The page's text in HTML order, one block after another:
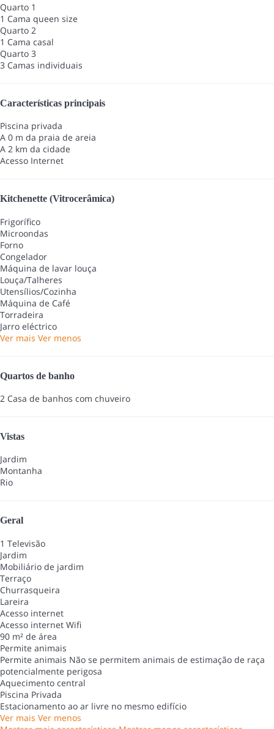
Quarto 1
1 Cama queen size
Quarto 2
1 Cama casal
Quarto 3
3 Camas individuais
Características principais
Piscina privada
A 0 m da praia de areia
A 2 km da cidade
Acesso Internet
Kitchenette (Vitrocerâmica)
Frigorífico
Microondas
Forno
Congelador
Máquina de lavar louça
Louça/Talheres
Utensílios/Cozinha
Máquina de Café
Torradeira
Jarro eléctrico
Ver mais Ver menos
Quartos de banho
2 Casa de banhos com chuveiro
Vistas
Jardim
Montanha
Rio
Geral
1 Televisão
Jardim
Mobiliário de jardim
Terraço
Churrasqueira
Lareira
Acesso internet
Acesso internet Wifi
90 m² de área
Permite animais
Permite animais Não se permitem animais de estimação de raça
potencialmente perigosa
Aquecimento central
Piscina Privada
Estacionamento ao ar livre no mesmo edifício
Ver mais Ver menos